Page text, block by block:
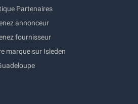
Partenaires
annonceur
fournisseur
marque sur Isleden